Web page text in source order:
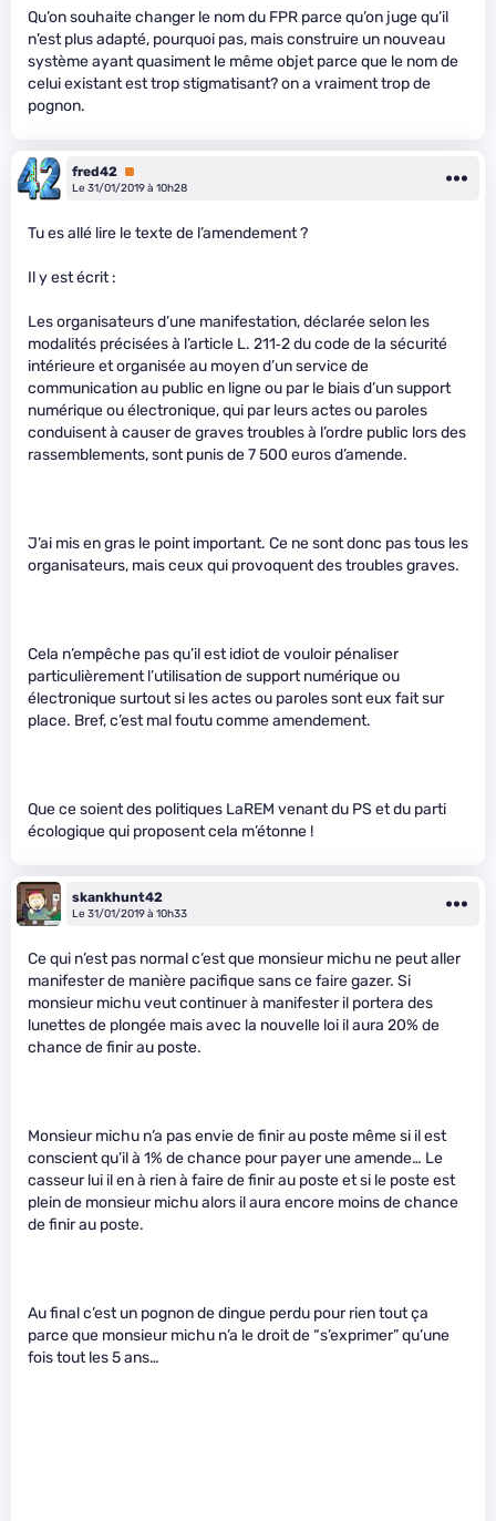
Qu’on souhaite changer le nom du FPR parce qu’on juge qu’il
n’est plus adapté, pourquoi pas, mais construire un nouveau
système ayant quasiment le même objet parce que le nom de
celui existant est trop stigmatisant? on a vraiment trop de
pognon.
fred42 Premium
Le 31/01/2019 à 10h28
Tu es allé lire le texte de l’amendement ?
Il y est écrit :
Les organisateurs d’une manifestation, déclarée selon les
modalités précisées à l’article L. 211‑2 du code de la sécurité
intérieure et organisée au moyen d’un service de
communication au public en ligne ou par le biais d’un support
numérique ou électronique, qui par leurs actes ou paroles
conduisent à causer de graves troubles à l’ordre public lors des
rassemblements, sont punis de 7 500 euros d’amende.
J’ai mis en gras le point important. Ce ne sont donc pas tous les
organisateurs, mais ceux qui provoquent des troubles graves.
Cela n’empêche pas qu’il est idiot de vouloir pénaliser
particulièrement l’utilisation de support numérique ou
électronique surtout si les actes ou paroles sont eux fait sur
place. Bref, c’est mal foutu comme amendement.
Que ce soient des politiques LaREM venant du PS et du parti
écologique qui proposent cela m’étonne !
skankhunt42
Le 31/01/2019 à 10h33
Ce qui n’est pas normal c’est que monsieur michu ne peut aller
manifester de manière pacifique sans ce faire gazer. Si
monsieur michu veut continuer à manifester il portera des
lunettes de plongée mais avec la nouvelle loi il aura 20% de
chance de finir au poste.
Monsieur michu n’a pas envie de finir au poste même si il est
conscient qu’il à 1% de chance pour payer une amende… Le
casseur lui il en à rien à faire de finir au poste et si le poste est
plein de monsieur michu alors il aura encore moins de chance
de finir au poste.
Au final c’est un pognon de dingue perdu pour rien tout ça
parce que monsieur michu n’a le droit de “s’exprimer” qu’une
fois tout les 5 ans…